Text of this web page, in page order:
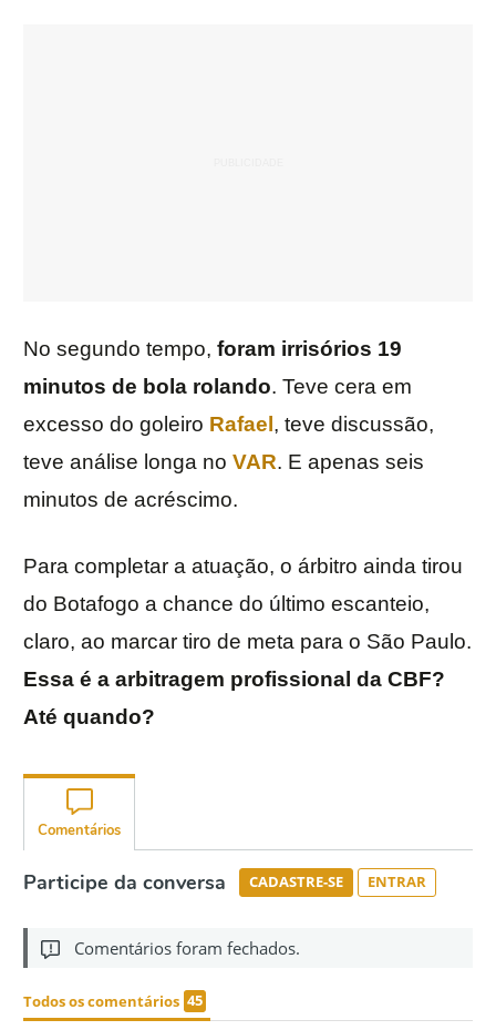
No segundo tempo, foram irrisórios 19
minutos de bola rolando. Teve cera em
excesso do goleiro Rafael , teve discussão,
teve análise longa no VAR. E apenas seis
minutos de acréscimo.
Para completar a atuação, o árbitro ainda tirou
do Botafogo a chance do último escanteio,
claro, ao marcar tiro de meta para o São Paulo.
Essa é a arbitragem profissional da CBF?
Até quando?